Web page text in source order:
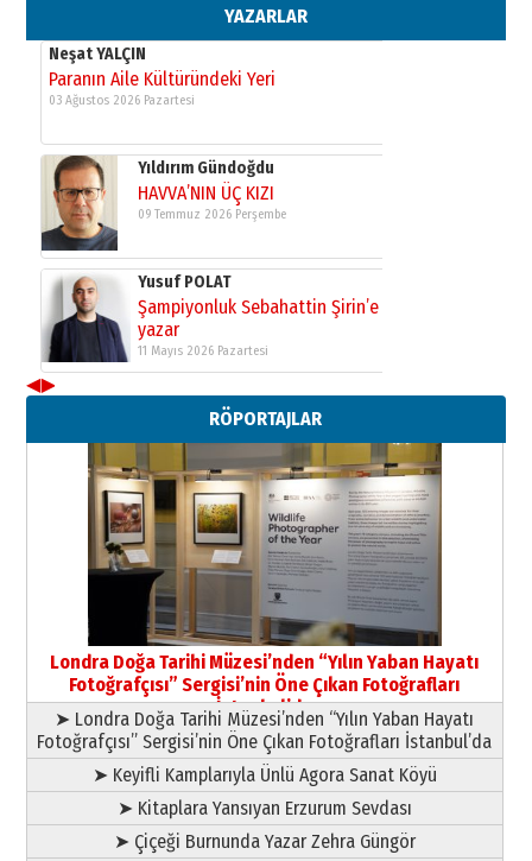
YAZARLAR
11 Mayıs 2026 Pazartesi
Neşat YALÇIN
Paranın Aile Kültüründeki Yeri
03 Ağustos 2026 Pazartesi
Yıldırım Gündoğdu
HAVVA’NIN ÜÇ KIZI
09 Temmuz 2026 Perşembe
Yusuf POLAT
Şampiyonluk Sebahattin Şirin’e
yazar
11 Mayıs 2026 Pazartesi
Neşat YALÇIN
Paranın Aile Kültüründeki Yeri
03 Ağustos 2026 Pazartesi
Yıldırım Gündoğdu
HAVVA’NIN ÜÇ KIZI
09 Temmuz 2026 Perşembe
Yusuf POLAT
Şampiyonluk Sebahattin Şirin’e
yazar
11 Mayıs 2026 Pazartesi
◀▶
RÖPORTAJLAR
Londra Doğa Tarihi Müzesi’nden “Yılın Yaban Hayatı
Fotoğrafçısı” Sergisi’nin Öne Çıkan Fotoğrafları
İstanbul’da
➤ Londra Doğa Tarihi Müzesi’nden “Yılın Yaban Hayatı
Fotoğrafçısı” Sergisi’nin Öne Çıkan Fotoğrafları İstanbul’da
➤ Keyifli Kamplarıyla Ünlü Agora Sanat Köyü
➤ Kitaplara Yansıyan Erzurum Sevdası
➤ Çiçeği Burnunda Yazar Zehra Güngör